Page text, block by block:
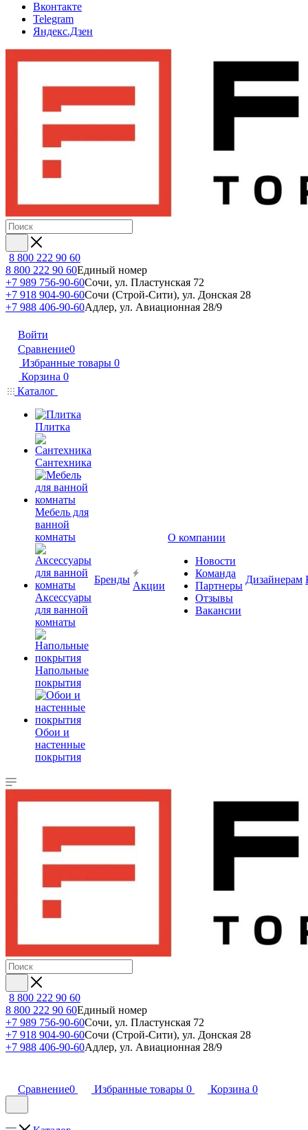
Вконтакте
Telegram
Яндекс.Дзен
8 800 222 90 60
8 800 222 90 60Единый номер
+7 989 756-90-60Сочи, ул. Пластунская 72
+7 918 904-90-60Сочи (Строй-Сити), ул. Донская 28
+7 988 406-90-60Адлер, ул. Авиационная 28/9
Войти
Сравнение0
Избранные товары 0
Корзина 0
Каталог
Плитка
Сантехника
Мебель для
ванной
комнаты
Аксессуары
для ванной
комнаты
Напольные
покрытия
Обои и
настенные
покрытия
Бренды
Акции
О компании
Новости
Команда
Партнеры
Отзывы
Вакансии
Дизайнерам
8 800 222 90 60
8 800 222 90 60Единый номер
+7 989 756-90-60Сочи, ул. Пластунская 72
+7 918 904-90-60Сочи (Строй-Сити), ул. Донская 28
+7 988 406-90-60Адлер, ул. Авиационная 28/9
Сравнение0 Избранные товары 0 Корзина 0